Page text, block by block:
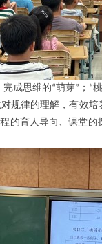
完成思维的“萌芽” ； “
规律的理解，有效
的育人导向、课堂